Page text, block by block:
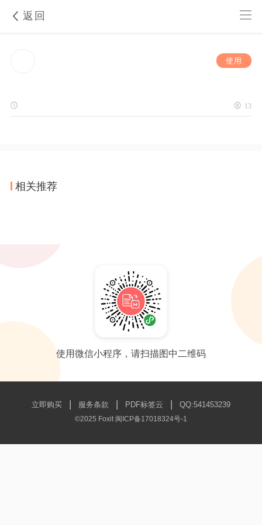
返回
使用
13
相关推荐
使用微信小程序，请扫描图中二维码
立即购买 | 服务条款 | PDF标签云 | QQ:541453239
©2025 Foxit 闽ICP备17018324号-1